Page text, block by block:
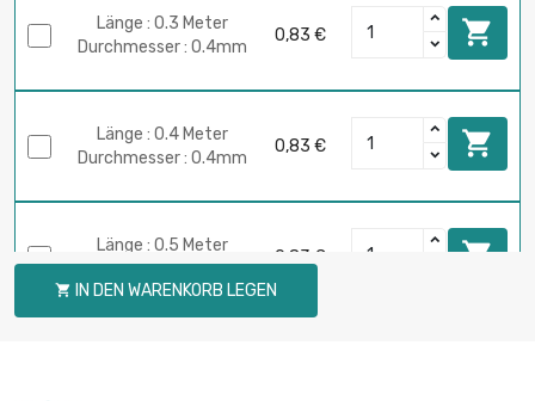
Länge : 0.3 Meter
Durchmesser : 0.4mm
0,83 € 
Länge : 0.4 Meter
Durchmesser : 0.4mm
0,83 € 
Länge : 0.5 Meter
Durchmesser : 0.4mm
0,83 € 
 IN DEN WARENKORB LEGEN